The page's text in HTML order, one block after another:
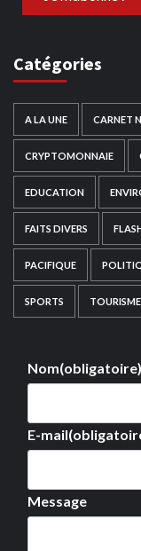
Catégories
A LA UNE CARNET
CRYPTOMONNAIE
EDUCATION
FAITS DIVERS
PACIFIQUE
SPORTS TOURISME
Nom(obligatoire)
E-mail
Message